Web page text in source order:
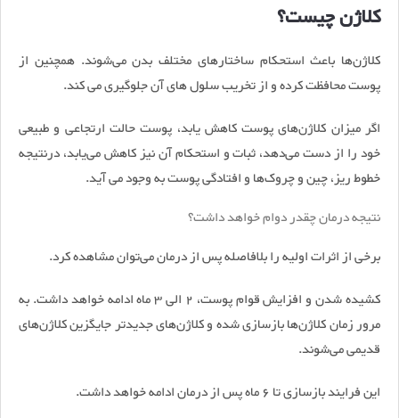
کلاژن چیست؟
کلاژن‌ها باعث استحکام ساختارهای مختلف بدن می‌شوند. همچنین از
پوست محافظت کرده و از تخریب سلول های آن جلوگیری می کند.
اگر میزان کلاژن‌های پوست کاهش یابد، پوست حالت ارتجاعی و طبیعی
خود را از دست می‌دهد، ثبات و استحکام آن نیز کاهش می‌یابد، درنتیجه
خطوط ریز، چین ‌و چروک‌ها و افتادگی پوست به وجود می آید.
نتیجه درمان چقدر دوام خواهد داشت؟
برخی از اثرات اولیه را بلافاصله پس از درمان می‌توان مشاهده کرد.
کشیده شدن و افزایش قوام پوست، 2 الی 3 ماه ادامه خواهد داشت. به
‌مرور زمان کلاژن‌ها بازسازی شده و کلاژن‌های جدیدتر جایگزین کلاژن‌های
قدیمی می‌شوند.
این فرایند بازسازی تا 6 ماه پس از درمان ادامه خواهد داشت.